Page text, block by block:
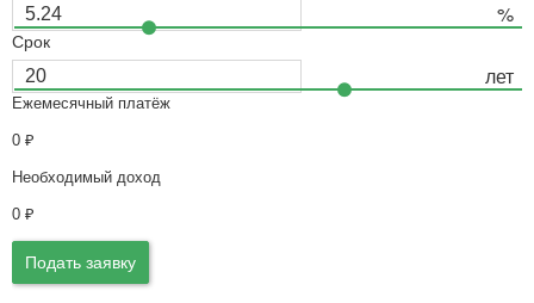
Срок
Ежемесячный платёж
0 ₽
Необходимый доход
0 ₽
Подать заявку